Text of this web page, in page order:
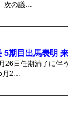
次の議…
5期目出馬表明
26日任期満了に伴
月2…